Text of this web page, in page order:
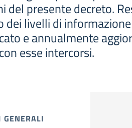
del presente decreto.
dei livelli di
e annualmente
esse intercorsi.
GENERALI